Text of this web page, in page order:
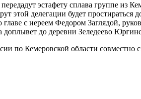
эстафету сплава группе из
этой делегации будет
главе с иереем Федором Заглядой,
до деревни Зеледеево
по Кемеровской области совместно